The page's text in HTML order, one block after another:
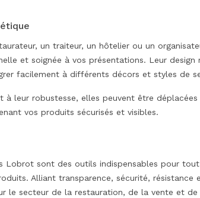
un traiteur, un hôtelier ou un
et soignée à vos présentations. Leur
facilement à différents décors et styles de
à leur robustesse, elles peuvent être
vos produits sécurisés et visibles.
Lobrot sont des outils indispensables pour
Alliant transparence, sécurité, résistance
le secteur de la restauration, de la vente et de